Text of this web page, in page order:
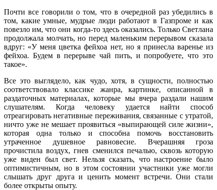
Почти все говорили о том, что в очередной раз убедились в
том, какие умные, мудрые люди работают в Газпроме и как
повезло им, что они когда-то здесь оказались. Только Светлана
продолжала молчать, но перед маленьким перерывом сказала
вдруг: «У меня цветка фейхоа нет, но я принесла варенье из
фейхоа. Будем в перерыве чай пить, и попробуете, что это
такое».
Все это выглядело, как чудо, хотя, в сущности, полностью
соответствовало классике жанра, картинке, описанной в
раздаточных материалах, которые мы вчера раздали нашим
слушателям. Когда человеку удается найти способ
отреагировать негативные переживания, связанные с утратой,
ничто уже не мешает проявиться «выпирающей силе жизни»,
которая одна только и способна помочь восстановить
утраченное душевное равновесие. Вчерашняя гроза
прочистила воздух, гнев сменился печалью, сквозь которую
уже виден был свет. Нельзя сказать, что настроение было
оптимистичным, но в этом состоянии участники уже могли
слышать друг друга и ценить момент встречи. Они стали
более открыты опыту.